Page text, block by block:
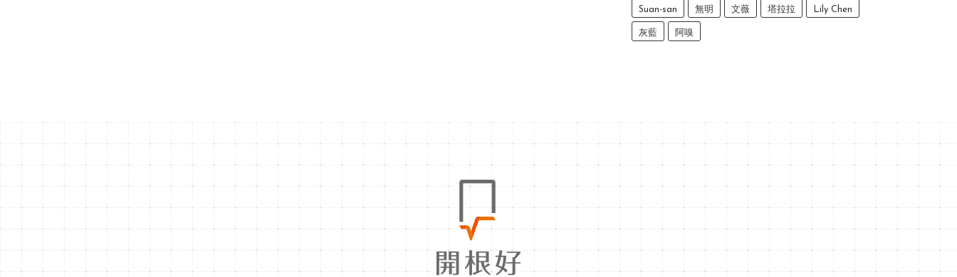
Suan-san 無明 文薇 塔拉拉 Lily Chen
灰藍 阿嗅